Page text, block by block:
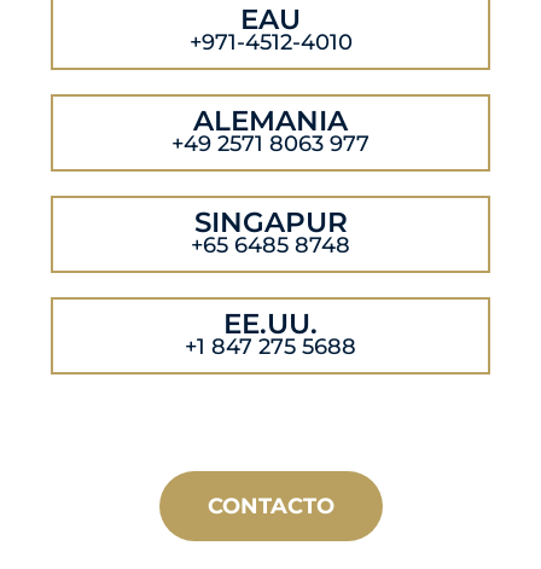
EAU
+971-4512-4010
ALEMANIA
+49 2571 8063 977
SINGAPUR
+65 6485 8748
EE.UU.
+1 847 275 5688
CONTACTO